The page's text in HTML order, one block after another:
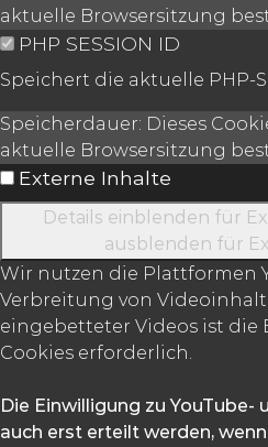
aktuelle Browsersitzung
PHP SESSION ID
Speichert die aktuelle PHP-
Speicherdauer: Dieses
aktuelle Browsersitzung
Externe Inhalte
Details einblenden für
ausblenden für
Wir nutzen die Plattformen
Verbreitung von
eingebetteter Videos ist die
Cookies erforderlich.
Die Einwilligung zu YouTube-
auch erst erteilt werden,